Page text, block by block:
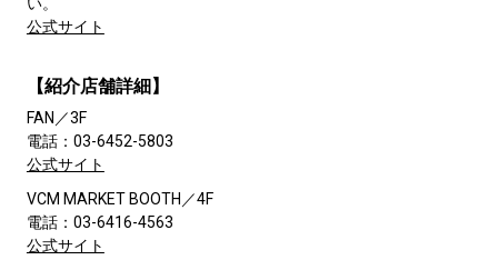
公式サイト
【紹介店舗詳細】
FAN／3F
電話：03-6452-5803
公式サイト
VCM MARKET BOOTH／4F
電話：03-6416-4563
公式サイト